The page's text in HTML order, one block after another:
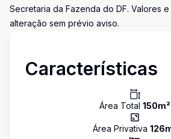
Secretaria da Fazenda do DF. Valores
alteração sem prévio aviso.
Características
Área Total 150m²
Área Privativa 126